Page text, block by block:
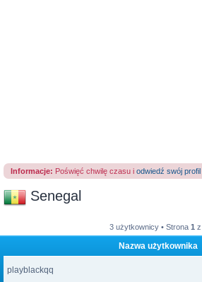
Informacje: Poświęć chwilę czasu i odwiedź swój profil
Senegal
3 użytkownicy • Strona 1 z
Nazwa użytkownika
playblackqq